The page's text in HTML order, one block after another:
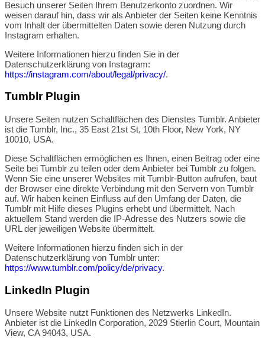
Besuch unserer Seiten Ihrem Benutzerkonto zuordnen. Wir
weisen darauf hin, dass wir als Anbieter der Seiten keine Kenntnis
vom Inhalt der übermittelten Daten sowie deren Nutzung durch
Instagram erhalten.
Weitere Informationen hierzu finden Sie in der
Datenschutzerklärung von Instagram:
https://instagram.com/about/legal/privacy/.
Tumblr Plugin
Unsere Seiten nutzen Schaltflächen des Dienstes Tumblr. Anbieter
ist die Tumblr, Inc., 35 East 21st St, 10th Floor, New York, NY
10010, USA.
Diese Schaltflächen ermöglichen es Ihnen, einen Beitrag oder eine
Seite bei Tumblr zu teilen oder dem Anbieter bei Tumblr zu folgen.
Wenn Sie eine unserer Websites mit Tumblr-Button aufrufen, baut
der Browser eine direkte Verbindung mit den Servern von Tumblr
auf. Wir haben keinen Einfluss auf den Umfang der Daten, die
Tumblr mit Hilfe dieses Plugins erhebt und übermittelt. Nach
aktuellem Stand werden die IP-Adresse des Nutzers sowie die
URL der jeweiligen Website übermittelt.
Weitere Informationen hierzu finden sich in der
Datenschutzerklärung von Tumblr unter:
https://www.tumblr.com/policy/de/privacy.
LinkedIn Plugin
Unsere Website nutzt Funktionen des Netzwerks LinkedIn.
Anbieter ist die LinkedIn Corporation, 2029 Stierlin Court, Mountain
View, CA 94043, USA.